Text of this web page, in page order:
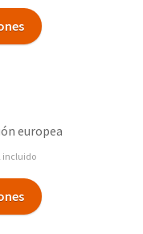
europea
incluido